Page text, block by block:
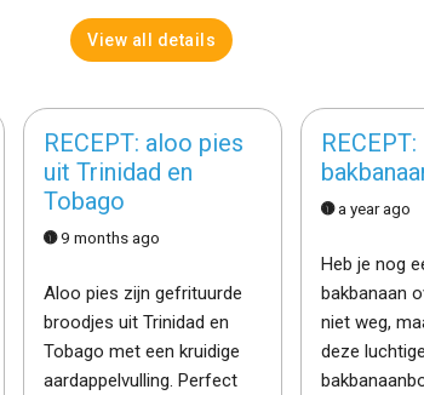
View all details
RECEPT: aloo pies
uit Trinidad en
Tobago
9 months ago
Aloo pies zijn gefrituurde
broodjes uit Trinidad en
Tobago met een kruidige
aardappelvulling. Perfect
a year ago
Heb je nog
bakbanaan
niet weg,
deze